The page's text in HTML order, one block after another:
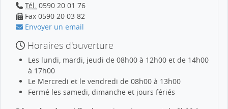
Tél. 0590 20 01 76
Fax 0590 20 03 82
Envoyer un email
Horaires d'ouverture
Les lundi, mardi, jeudi de 08h00 à 12h00 et de 14h00
à 17h00
Le Mercredi et le vendredi de 08h00 à 13h00
Fermé les samedi, dimanche et jours fériés